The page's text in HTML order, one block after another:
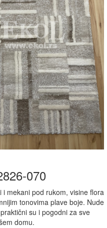
070
mekani pod rukom, visine flora
tonovima plave boje. Nude
su i pogodni za sve
domu.